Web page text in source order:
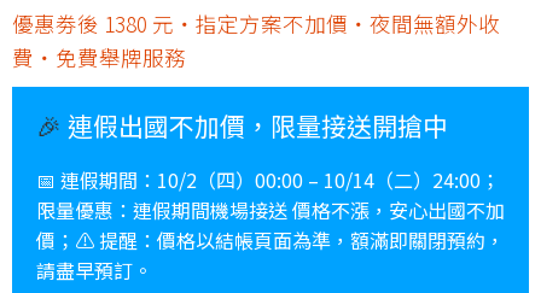
優惠劵後 1380 元・指定方案不加價・夜間無額外收
費・免費舉牌服務
🎉 連假出國不加價，限量接送開搶中
📅 連假期間 ：10/2（四）00:00 – 10/14（二）24:00；
限量優惠 ：連假期間機場接送價格不漲 ，安心出國不加
價；⚠️提醒 ：價格以結帳頁面為準， 額滿即關閉預約 ，
請盡早預訂。